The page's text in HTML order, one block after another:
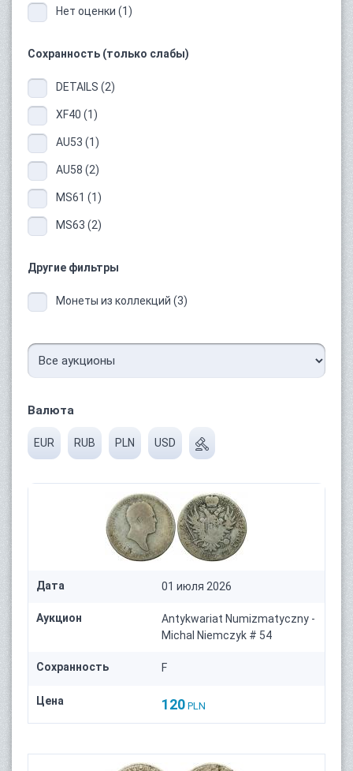
Нет оценки (1)
Сохранность (только слабы)
DETAILS (2)
XF40 (1)
AU53 (1)
AU58 (2)
MS61 (1)
MS63 (2)
Другие фильтры
Монеты из коллекций (3)
Валюта
EUR RUB PLN USD
Дата 01 июля 2026
Аукцион
Antykwariat Numizmatyczny -
Michal Niemczyk # 54
Сохранность F
Цена 120 PLN